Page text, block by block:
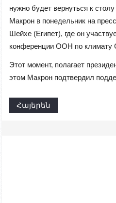
нужно будет вернуться к
Макрон в понедельник на
Шейхе (Египет), где он
конференции ООН по климату
Этот момент, полагает
этом Макрон подтвердил
Հայերեն